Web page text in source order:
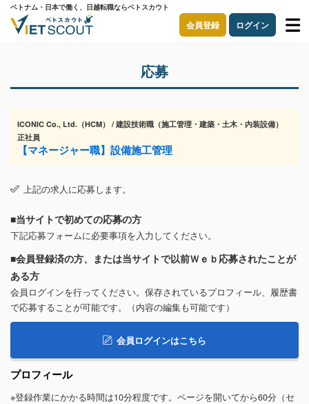
ベトナム・日本で働く、日越転職ならベトスカウト
会員登録 ログイン
応募
ICONIC Co., Ltd.（HCM） / 建設技術職（施工管理・建築・土木・内装設備）
正社員
【マネージャー職】設備施工管理
上記の求人に応募します。
■当サイトで初めての応募の方
下記応募フォームに必要事項を入力してください。
■会員登録済の方、または当サイトで以前Ｗｅｂ応募されたことが
ある方
会員ログインを行ってください。保存されているプロフィール、履歴書
で応募することが可能です。（内容の編集も可能です）
会員ログインはこちら
プロフィール
※登録作業にかかる時間は10分程度です。ページを開いてから60分（セ